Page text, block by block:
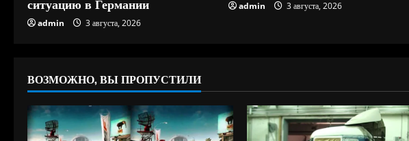
иadmin 3 августа, 2026
admin 3 августа, 2026
ВОЗМОЖНО, ВЫ ПРОПУСТИЛИ